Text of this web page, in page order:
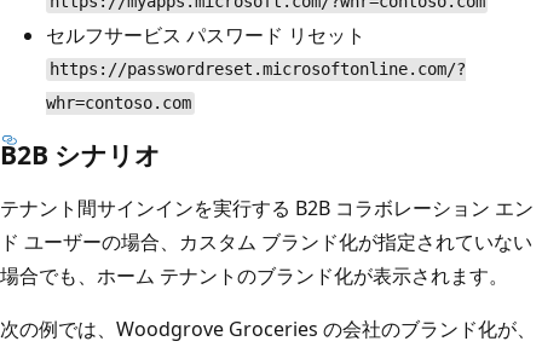
セルフサービス パスワード リセット
https://passwordreset.microsoftonline.com/?
whr=contoso.com
B2B シナリオ
テナント間サインインを実行する B2B コラボレーション エン
ド ユーザーの場合、カスタム ブランド化が指定されていない
場合でも、ホーム テナントのブランド化が表示されます。
次の例では、Woodgrove Groceries の会社のブランド化が、